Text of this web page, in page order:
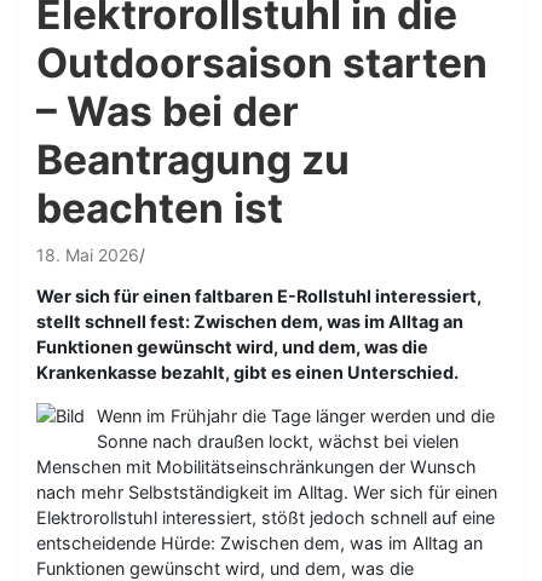
Elektrorollstuhl in die
Outdoorsaison starten
– Was bei der
Beantragung zu
beachten ist
18. Mai 2026
Wer sich für einen faltbaren E-Rollstuhl interessiert,
stellt schnell fest: Zwischen dem, was im Alltag an
Funktionen gewünscht wird, und dem, was die
Krankenkasse bezahlt, gibt es einen Unterschied.
Wenn im Frühjahr die Tage länger werden und die
Sonne nach draußen lockt, wächst bei vielen
Menschen mit Mobilitätseinschränkungen der Wunsch
nach mehr Selbstständigkeit im Alltag. Wer sich für einen
Elektrorollstuhl interessiert, stößt jedoch schnell auf eine
entscheidende Hürde: Zwischen dem, was im Alltag an
Funktionen gewünscht wird, und dem, was die